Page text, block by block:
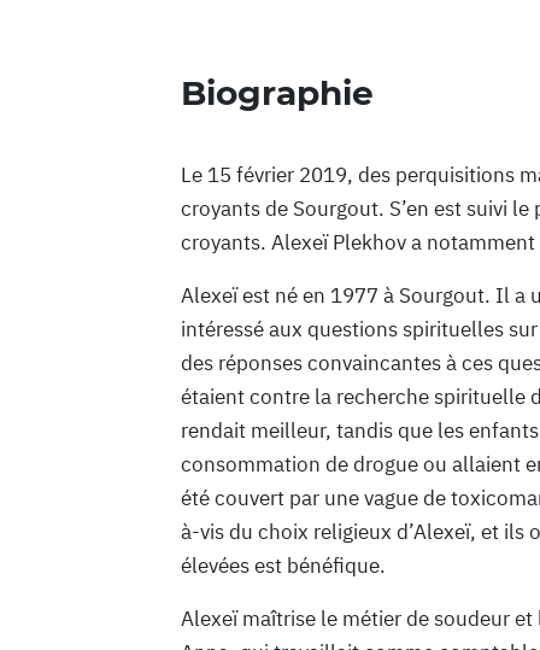
Biographie
Le 15 février 2019, des perquisitions
croyants de Sourgout. S’en est suivi
croyants. Alexeï Plekhov a
Alexeï est né en 1977 à Sourgout. Il a
intéressé aux questions spirituelles
des réponses convaincantes à ces
étaient contre la recherche spirituelle
rendait meilleur, tandis que les
consommation de drogue ou allaient
été couvert par une vague de
à-vis du choix religieux d’Alexeï, et ils
élevées est bénéfique.
Alexeï maîtrise le métier de soudeur et